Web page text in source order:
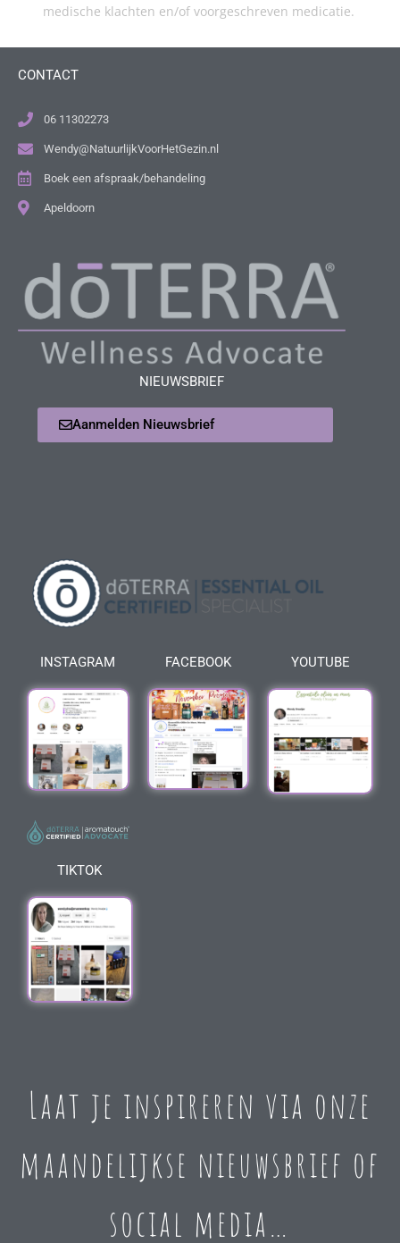
medische klachten en/of voorgeschreven medicatie.
CONTACT
06 11302273
Wendy@NatuurlijkVoorHetGezin.nl
Boek een afspraak/behandeling
Apeldoorn
NIEUWSBRIEF
Aanmelden Nieuwsbrief
INSTAGRAM FACEBOOK YOUTUBE
TIKTOK
Laat je inspireren via onze
maandelijkse nieuwsbrief of
social media…